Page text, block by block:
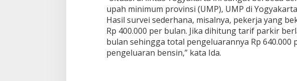
upah minimum provinsi (UMP), UMP di
Hasil survei sederhana, misalnya, pekerja yang
Rp 400.000 per bulan. Jika dihitung tarif parkir
bulan sehingga total pengeluarannya Rp 640.000
pengeluaran bensin,” kata Ida.